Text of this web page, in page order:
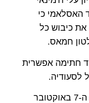
האסלאמי כי
את כיבוש כל
חמאס.
חתימה אפשרית
לסעודיה.
איראן ויחיא סינוואר הביאו מאז ה-7 באוקטובר